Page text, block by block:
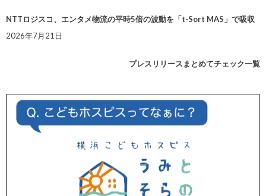
NTTロジスコ、エンタメ物流の平時5倍の波動を「t-Sort MAS」で吸収
2026年7月21日
プレスリリースまとめてチェック一覧